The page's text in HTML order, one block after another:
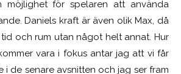
möjlighet för spelaren att använda
Daniels kraft är även olik Max, då
och rum utan något helt annat. Hur
vara i fokus antar jag att vi får
i de senare avsnitten och jag ser fram